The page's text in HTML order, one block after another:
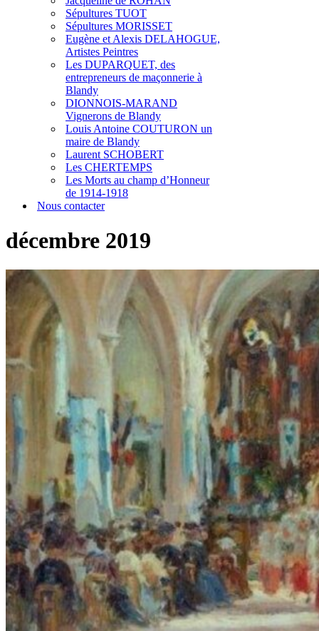
Sépultures TUOT
Sépultures MORISSET
Eugène et Alexis DELAHOGUE,
Artistes Peintres
Les DUPARQUET, des
entrepreneurs de maçonnerie à
Blandy
DIONNOIS-MARAND
Vignerons de Blandy
Louis Antoine COUTURON un
maire de Blandy
Laurent SCHOBERT
Les CHERTEMPS
Les Morts au champ d’Honneur
de 1914-1918
Nous contacter
décembre 2019